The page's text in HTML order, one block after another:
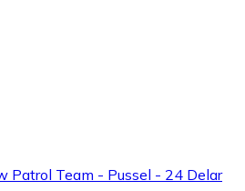
Patrol Team - Pussel - 24 Delar